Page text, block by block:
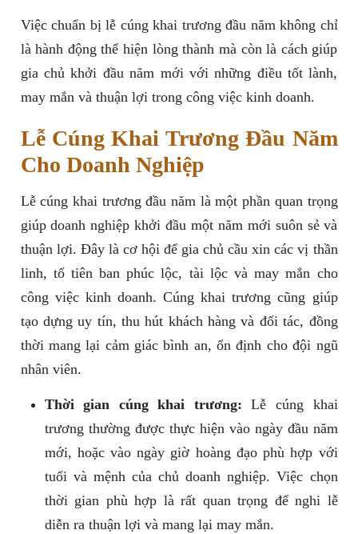
Việc chuẩn bị lễ cúng khai trương đầu năm không chỉ
là hành động thể hiện lòng thành mà còn là cách giúp
gia chủ khởi đầu năm mới với những điều tốt lành,
may mắn và thuận lợi trong công việc kinh doanh.
Lễ Cúng Khai Trương Đầu Năm
Cho Doanh Nghiệp
Lễ cúng khai trương đầu năm là một phần quan trọng
giúp doanh nghiệp khởi đầu một năm mới suôn sẻ và
thuận lợi. Đây là cơ hội để gia chủ cầu xin các vị thần
linh, tổ tiên ban phúc lộc, tài lộc và may mắn cho
công việc kinh doanh. Cúng khai trương cũng giúp
tạo dựng uy tín, thu hút khách hàng và đối tác, đồng
thời mang lại cảm giác bình an, ổn định cho đội ngũ
nhân viên.
Thời gian cúng khai trương: Lễ cúng khai
trương thường được thực hiện vào ngày đầu năm
mới, hoặc vào ngày giờ hoàng đạo phù hợp với
tuổi và mệnh của chủ doanh nghiệp. Việc chọn
thời gian phù hợp là rất quan trọng để nghi lễ
diễn ra thuận lợi và mang lại may mắn.